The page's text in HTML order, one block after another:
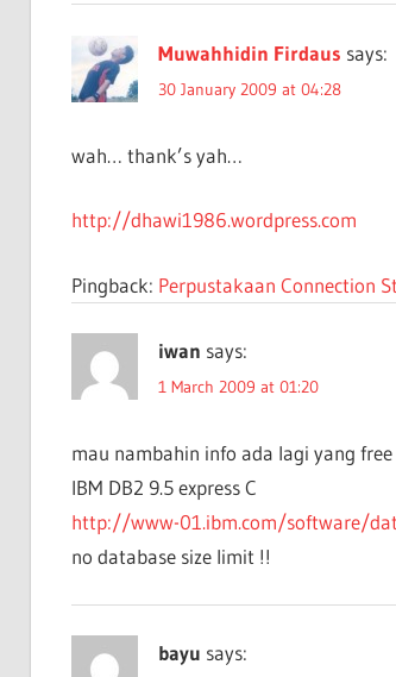
Muwahhidin Firdaus says:
30 January 2009 at 04:28
wah… thank’s yah…
http://dhawi1986.wordpress.com
Pingback: Perpustakaan Connection
iwan says:
1 March 2009 at 01:20
mau nambahin info ada lagi yang free
IBM DB2 9.5 express C
http://www-01.ibm.com/software/
no database size limit !!
bayu says: